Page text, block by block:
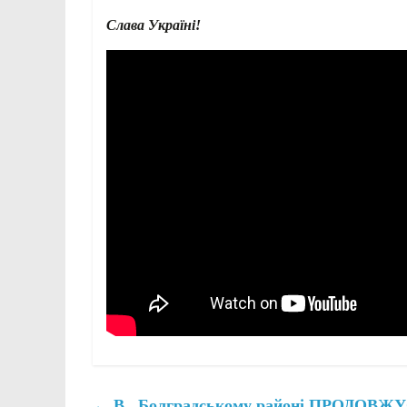
Слава Україні!